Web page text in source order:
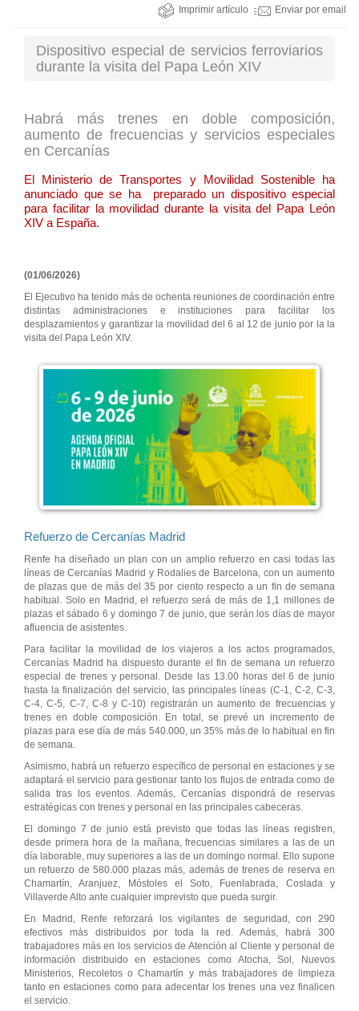
Imprimir artículo Enviar por email
Dispositivo especial de servicios ferroviarios
durante la visita del Papa León XIV
Habrá más trenes en doble composición,
aumento de frecuencias y servicios especiales
en Cercanías
El Ministerio de Transportes y Movilidad Sostenible ha
anunciado que se ha preparado un dispositivo especial
para facilitar la movilidad durante la visita del Papa León
XIV a España.
(01/06/2026)
El Ejecutivo ha tenido más de ochenta reuniones de coordinación entre
distintas administraciones e instituciones para facilitar los
desplazamientos y garantizar la movilidad del 6 al 12 de junio por la la
visita del Papa León XIV.
Refuerzo de Cercanías Madrid
Renfe ha diseñado un plan con un amplio refuerzo en casi todas las
líneas de Cercanías Madrid y Rodalies de Barcelona, con un aumento
de plazas que de más del 35 por ciento respecto a un fin de semana
habitual. Solo en Madrid, el refuerzo será de más de 1,1 millones de
plazas el sábado 6 y domingo 7 de junio, que serán los días de mayor
afluencia de asistentes.
Para facilitar la movilidad de los viajeros a los actos programados,
Cercanías Madrid ha dispuesto durante el fin de semana un refuerzo
especial de trenes y personal. Desde las 13.00 horas del 6 de junio
hasta la finalización del servicio, las principales líneas (C-1, C-2, C-3,
C-4, C-5, C-7, C-8 y C-10) registrarán un aumento de frecuencias y
trenes en doble composición. En total, se prevé un incremento de
plazas para ese día de más 540.000, un 35% más de lo habitual en fin
de semana.
Asimismo, habrá un refuerzo específico de personal en estaciones y se
adaptará el servicio para gestionar tanto los flujos de entrada como de
salida tras los eventos. Además, Cercanías dispondrá de reservas
estratégicas con trenes y personal en las principales cabeceras.
El domingo 7 de junio está previsto que todas las líneas registren,
desde primera hora de la mañana, frecuencias similares a las de un
día laborable, muy superiores a las de un domingo normal. Ello supone
un refuerzo de 580.000 plazas más, además de trenes de reserva en
Chamartín, Aranjuez, Móstoles el Soto, Fuenlabrada, Coslada y
Villaverde Alto ante cualquier imprevisto que pueda surgir.
En Madrid, Renfe reforzará los vigilantes de seguridad, con 290
efectivos más distribuidos por toda la red. Además, habrá 300
trabajadores más en los servicios de Atención al Cliente y personal de
información distribuido en estaciones como Atocha, Sol, Nuevos
Ministerios, Recoletos o Chamartín y más trabajadores de limpieza
tanto en estaciones como para adecentar los trenes una vez finalicen
el servicio.